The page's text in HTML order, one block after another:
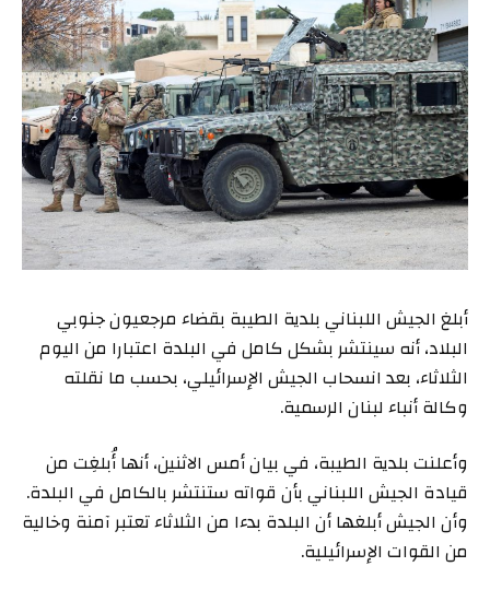
أبلغ الجيش اللبناني بلدية الطيبة بقضاء مرجعيون جنوبي
البلاد، أنه سينتشر بشكل كامل في البلدة اعتبارا من اليوم
الثلاثاء، بعد انسحاب الجيش الإسرائيلي، بحسب ما نقلته
وكالة أنباء لبنان الرسمية.
وأعلنت بلدية الطيبة، في بيان أمس الاثنين، أنها أُبلغِت من
قيادة الجيش اللبناني بأن قواته ستنتشر بالكامل في البلدة.
وأن الجيش أبلغها أن البلدة بدءا من الثلاثاء تعتبر آمنة وخالية
من القوات الإسرائيلية.